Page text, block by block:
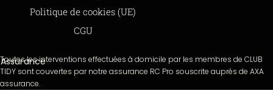
Politique de cookies (UE)
CGU
Moyens de paiements
Paiements sécurisés via STRIPE
Assurance
Toutes les interventions effectuées à domicile par les membres de CLUB
TIDY sont couvertes par notre assurance RC Pro souscrite auprès de AXA
assurance.